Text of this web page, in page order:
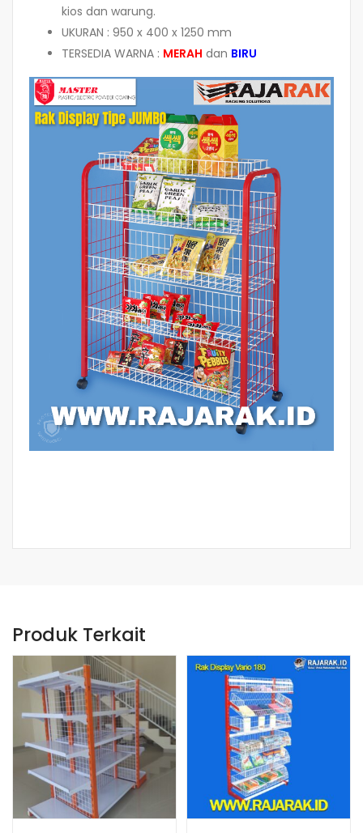
kios dan warung.
UKURAN : 950 x 400 x 1250 mm
TERSEDIA WARNA : MERAH dan BIRU
Produk Terkait